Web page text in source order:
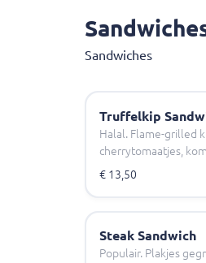
Sandwiches
Truffelkip
Halal. Flame-grilled
cherrytomaatjes,
€ 13,50
Steak Sandwich
Populair. Plakjes